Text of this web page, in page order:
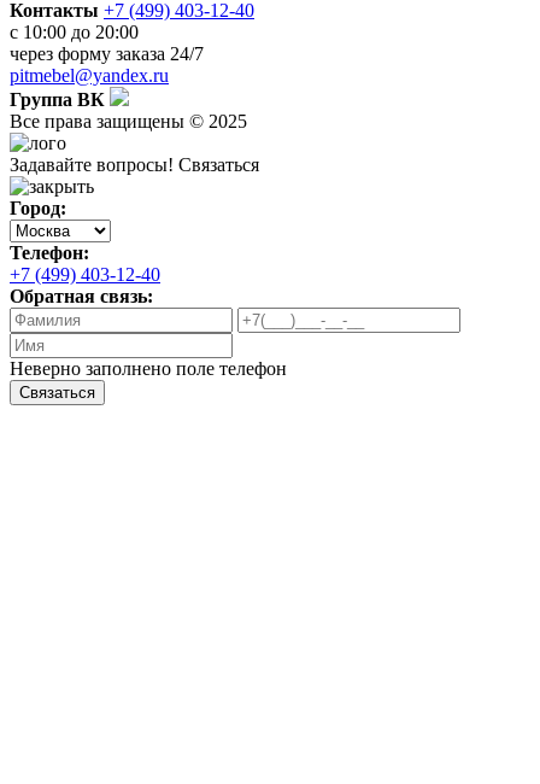
Контакты +7 (499) 403-12-40
с 10:00 до 20:00
через форму заказа 24/7
pitmebel@yandex.ru
Группа ВК
Все права защищены © 2025
Задавайте вопросы! Связаться
Город:
Телефон:
+7 (499) 403-12-40
Обратная связь:
Неверно заполнено поле телефон
Связаться